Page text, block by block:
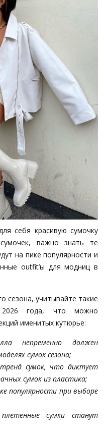
себя красивую сумочку
важно знать те
на пике популярности и
outfit’ы для модниц в
сезона, учитывайте такие
2026 года, что можно
именитых кутюрье:
непременно должен
сумок сезона;
сумок, что диктует
сумок из пластика;
популярности при выборе
сумки станут